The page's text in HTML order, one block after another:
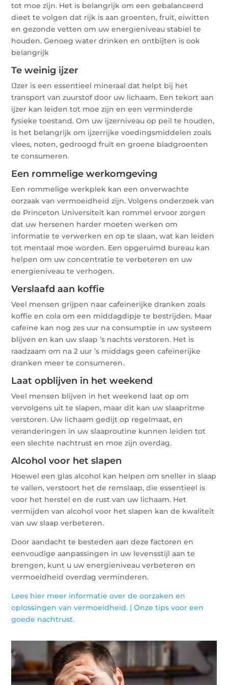
tot moe zijn. Het is belangrijk om een gebalanceerd
dieet te volgen dat rijk is aan groenten, fruit, eiwitten
en gezonde vetten om uw energieniveau stabiel te
houden. Genoeg water drinken en ontbijten is ook
belangrijk
Te weinig ijzer
IJzer is een essentieel mineraal dat helpt bij het
transport van zuurstof door uw lichaam. Een tekort aan
ijzer kan leiden tot moe zijn en een verminderde
fysieke toestand. Om uw ijzerniveau op peil te houden,
is het belangrijk om ijzerrijke voedingsmiddelen zoals
vlees, noten, gedroogd fruit en groene bladgroenten
te consumeren.
Een rommelige werkomgeving
Een rommelige werkplek kan een onverwachte
oorzaak van vermoeidheid zijn. Volgens onderzoek van
de Princeton Universiteit kan rommel ervoor zorgen
dat uw hersenen harder moeten werken om
informatie te verwerken en op te slaan, wat kan leiden
tot mentaal moe worden. Een opgeruimd bureau kan
helpen om uw concentratie te verbeteren en uw
energieniveau te verhogen.
Verslaafd aan koffie
Veel mensen grijpen naar cafeïnerijke dranken zoals
koffie en cola om een middagdipje te bestrijden. Maar
cafeïne kan nog zes uur na consumptie in uw systeem
blijven en kan uw slaap ‘s nachts verstoren. Het is
raadzaam om na 2 uur ’s middags geen cafeïnerijke
dranken meer te consumeren.
Laat opblijven in het weekend
Veel mensen blijven in het weekend laat op om
vervolgens uit te slapen, maar dit kan uw slaapritme
verstoren. Uw lichaam gedijt op regelmaat, en
veranderingen in uw slaaproutine kunnen leiden tot
een slechte nachtrust en moe zijn overdag.
Alcohol voor het slapen
Hoewel een glas alcohol kan helpen om sneller in slaap
te vallen, verstoort het de remslaap, die essentieel is
voor het herstel en de rust van uw lichaam. Het
vermijden van alcohol voor het slapen kan de kwaliteit
van uw slaap verbeteren.
Door aandacht te besteden aan deze factoren en
eenvoudige aanpassingen in uw levensstijl aan te
brengen, kunt u uw energieniveau verbeteren en
vermoeidheid overdag verminderen.
Lees hier meer informatie over de oorzaken en
oplossingen van vermoeidheid. |Onze tips voor een
goede nachtrust.